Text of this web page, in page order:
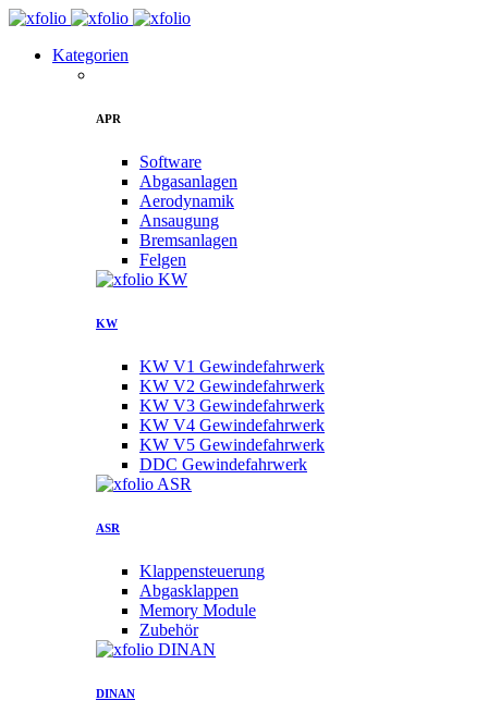
Kategorien
APR
Software
Abgasanlagen
Aerodynamik
Ansaugung
Bremsanlagen
Felgen
KW
KW V1 Gewindefahrwerk
KW V2 Gewindefahrwerk
KW V3 Gewindefahrwerk
KW V4 Gewindefahrwerk
KW V5 Gewindefahrwerk
DDC Gewindefahrwerk
ASR
Klappensteuerung
Abgasklappen
Memory Module
Zubehör
DINAN